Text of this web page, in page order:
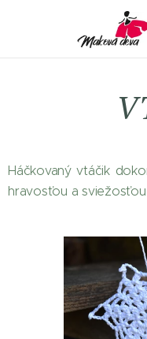
Háčkovaný vtáčik
hravosťou a